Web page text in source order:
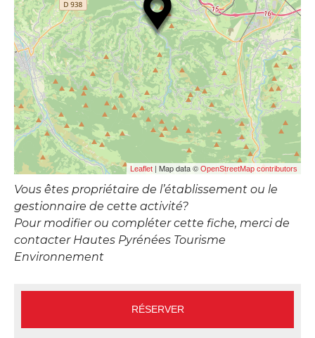
Leaflet | Map data © OpenStreetMap contributors
Vous êtes propriétaire de l’établissement ou le
gestionnaire de cette activité?
Pour modifier ou compléter cette fiche, merci de
contacter Hautes Pyrénées Tourisme
Environnement
RÉSERVER